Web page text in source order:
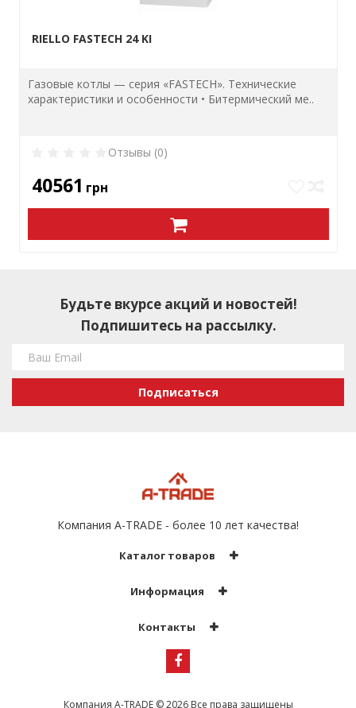
RIELLO FASTECH 24 KI
Газовые котлы — серия «FASTECH». Технические
характеристики и особенности • Битермический ме..
Отзывы (0)
40561 грн
Будьте вкурсе акций и новостей!
Подпишитесь на рассылку.
Подписаться
Компания A-TRADE - более 10 лет качества!
Каталог товаров
Информация
Контакты
Компания A-TRADE© 2026 Все права защищены